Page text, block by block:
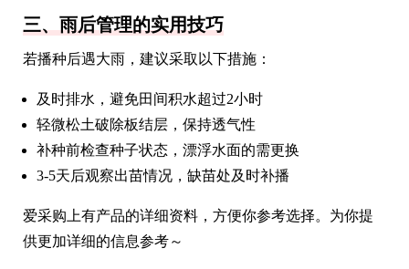
三、雨后管理的实用技巧
若播种后遇大雨，建议采取以下措施：
及时排水，避免田间积水超过2小时
轻微松土破除板结层，保持透气性
补种前检查种子状态，漂浮水面的需更换
3-5天后观察出苗情况，缺苗处及时补播
爱采购上有产品的详细资料，方便你参考选择。为你提
供更加详细的信息参考～